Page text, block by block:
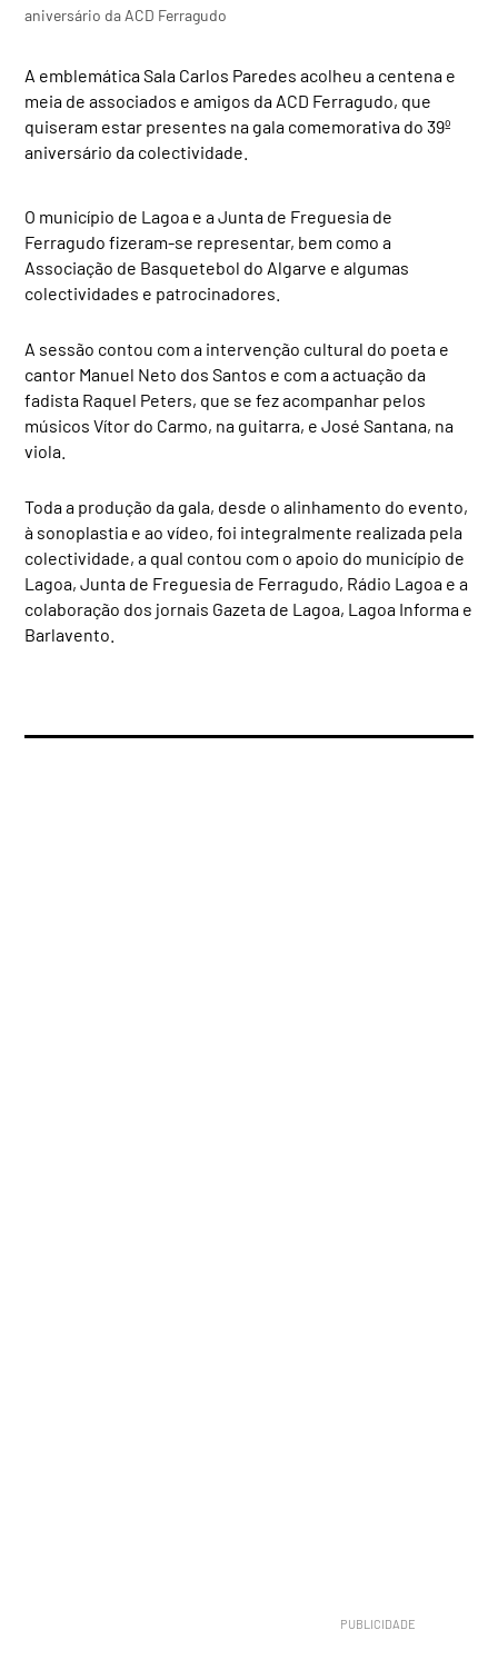
aniversário da ACD Ferragudo
A emblemática Sala Carlos Paredes acolheu a centena e
meia de associados e amigos da ACD Ferragudo, que
quiseram estar presentes na gala comemorativa do 39º
aniversário da colectividade.
O município de Lagoa e a Junta de Freguesia de
Ferragudo fizeram-se representar, bem como a
Associação de Basquetebol do Algarve e algumas
colectividades e patrocinadores.
A sessão contou com a intervenção cultural do poeta e
cantor Manuel Neto dos Santos e com a actuação da
fadista Raquel Peters, que se fez acompanhar pelos
músicos Vítor do Carmo, na guitarra, e José Santana, na
viola.
Toda a produção da gala, desde o alinhamento do evento,
à sonoplastia e ao vídeo, foi integralmente realizada pela
colectividade, a qual contou com o apoio do município de
Lagoa, Junta de Freguesia de Ferragudo, Rádio Lagoa e a
colaboração dos jornais Gazeta de Lagoa, Lagoa Informa e
Barlavento.